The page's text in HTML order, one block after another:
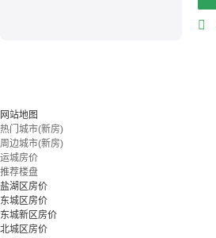
网站地图
热门城市(新房)
周边城市(新房)
运城房价
推荐楼盘
盐湖区房价
东城区房价
东城新区房价
北城区房价